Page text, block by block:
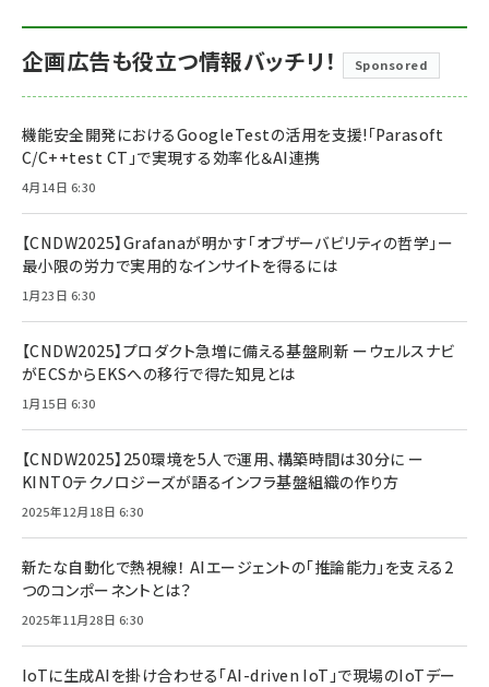
企画広告も役立つ情報バッチリ！ Sponsored
機能安全開発におけるGoogleTestの活用を支援!「Parasoft
C/C++test CT」で実現する効率化＆AI連携
4月14日 6:30
【CNDW2025】Grafanaが明かす「オブザーバビリティの哲学」ー
最小限の労力で実用的なインサイトを得るには
1月23日 6:30
【CNDW2025】プロダクト急増に備える基盤刷新 ーウェルスナビ
がECSからEKSへの移行で得た知見とは
1月15日 6:30
【CNDW2025】250環境を5人で運用、構築時間は30分に ー
KINTOテクノロジーズが語るインフラ基盤組織の作り方
2025年12月18日 6:30
新たな自動化で熱視線！ AIエージェントの「推論能力」を支える2
つのコンポーネントとは？
2025年11月28日 6:30
IoTに生成AIを掛け合わせる「AI-driven IoT」で現場のIoTデー